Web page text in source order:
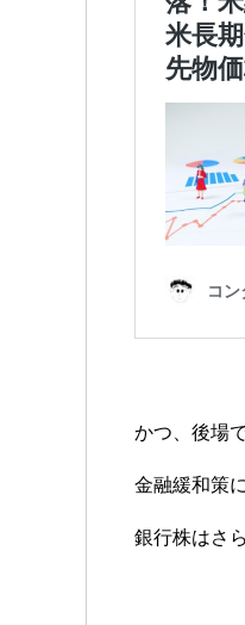
かつ、後場
金融緩和策
銀行株はさ